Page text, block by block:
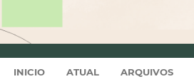
INICIO ATUAL ARQUIVOS